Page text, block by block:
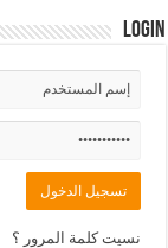
Login
نسيت كلمة المرور ؟